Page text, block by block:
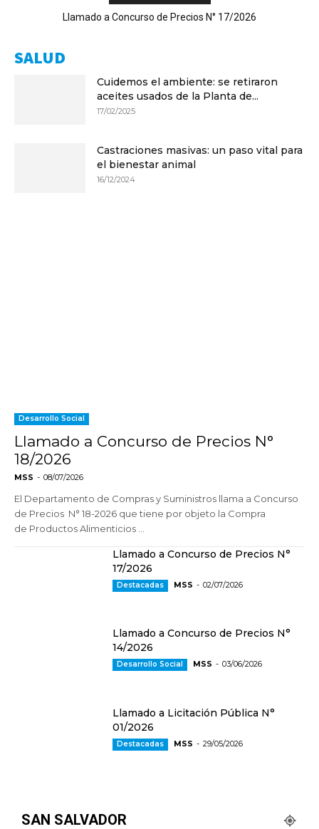
Llamado a Concurso de Precios N° 17/2026
SALUD
Cuidemos el ambiente: se retiraron
aceites usados de la Planta de...
17/02/2025
Castraciones masivas: un paso vital para
el bienestar animal
16/12/2024
Desarrollo Social
Llamado a Concurso de Precios N°
18/2026
MSS - 08/07/2026
El Departamento de Compras y Suministros llama a Concurso
de Precios N° 18-2026 que tiene por objeto la Compra
de Productos Alimenticios ...
Llamado a Concurso de Precios N°
17/2026
Destacadas MSS - 02/07/2026
Llamado a Concurso de Precios N°
14/2026
Desarrollo Social MSS - 03/06/2026
Llamado a Licitación Pública N°
01/2026
Destacadas MSS - 29/05/2026
SAN SALVADOR